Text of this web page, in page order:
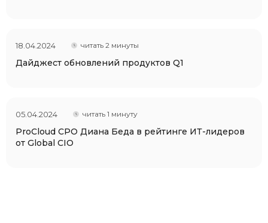
18.04.2024 читать 2 минуты
Дайджест обновлений продуктов Q1
05.04.2024 читать 1 минуту
ProCloud CPO Диана Беда в рейтинге ИТ-лидеров
от Global CIO